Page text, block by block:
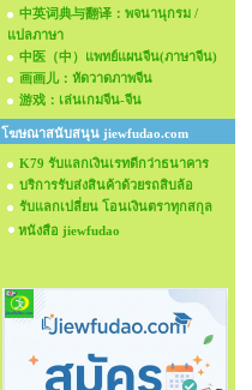
中英词典与翻译：พจนานุกรม /
แปลภาษา
中医（中）แพทย์แผนจีน(ภาษาจีน)
画画儿：หัดวาดภาพจีน
游戏：เล่นเกมจีน-จีน
โฆษณาสนับสนุน jiewfudao.com
K79 รับแลกเงินเรทดีกว่าธนาคาร
บริการรับส่งสินค้าด้วยรถสิบล้อ
รับแลกเปลี่ยน โอนเงินตราทุกสกุล
หนังสือ jiewfudao